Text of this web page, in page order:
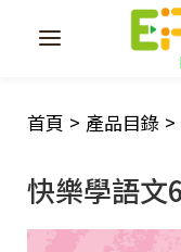
首頁 > 產品目錄 >
快樂學語文